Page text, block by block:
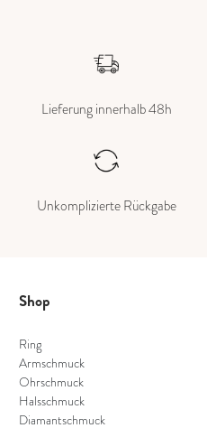
Lieferung innerhalb 48h
Unkomplizierte Rückgabe
Shop
Ring
Armschmuck
Ohrschmuck
Halsschmuck
Diamantschmuck